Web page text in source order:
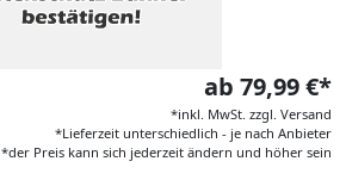
ab 79,99 €*
*inkl. MwSt. zzgl. Versand
*Lieferzeit unterschiedlich - je nach Anbieter
*der Preis kann sich jederzeit ändern und höher sein